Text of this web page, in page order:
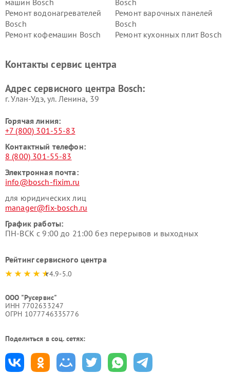
Ремонт водонагревателей
Bosch
Ремонт варочных панелей
Bosch
Ремонт кофемашин Bosch
Ремонт кухонных плит Bosch
Ремонт сушильных автоматовРемонт морозильных камер
Контакты сервис центра
Адрес сервисного центра Bosch:
г. Улан-Удэ, ул. Ленина, 39
Горячая линия:
+7 (800) 301-55-83
Контактный телефон:
8 (800) 301-55-83
Электронная почта:
info@bosch-fixim.ru
для юридических лиц
manager@fix-bosch.ru
График работы:
ПН-ВСК с 9:00 до 21:00 без перерывов и выходных
Рейтинг сервисного центра
4.9-5.0
ООО "Русервис"
ИНН 7702633247
ОГРН 1077746335776
Поделиться в соц. сетях: